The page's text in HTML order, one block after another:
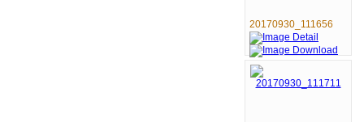
20170930_111656